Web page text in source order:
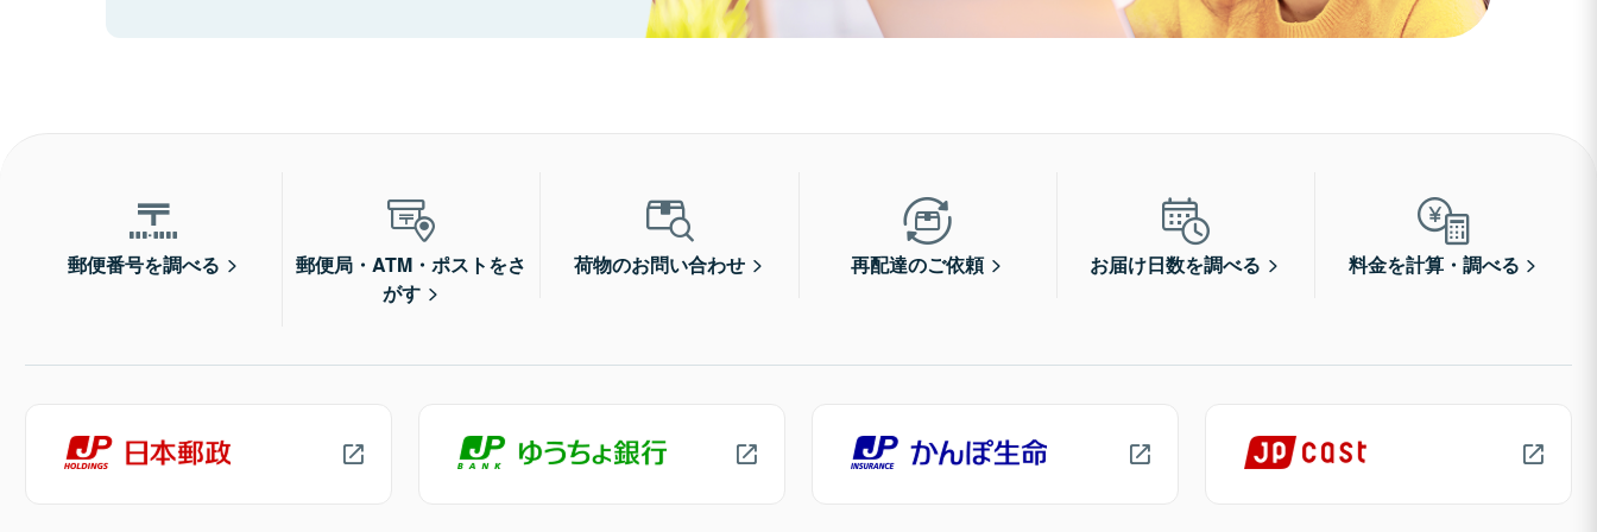
郵便番号を調べる
郵便局・ATM・ポストをさ
がす
荷物のお問い合わせ 再配達のご依頼 お届け日数を調べる 料金を計算・調べる